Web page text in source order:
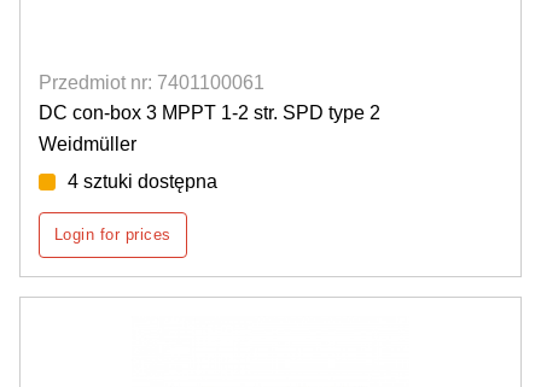
Przedmiot nr: 7401100061
DC con-box 3 MPPT 1-2 str. SPD type 2
Weidmüller
4 sztuki dostępna
Login for prices